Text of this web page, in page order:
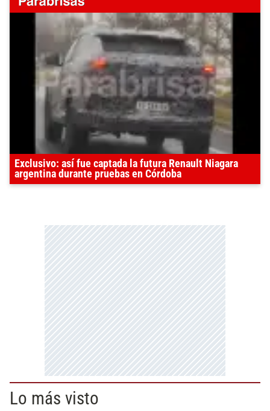
Exclusivo: así fue captada la futura Renault Niagara
argentina durante pruebas en Córdoba
Lo más visto